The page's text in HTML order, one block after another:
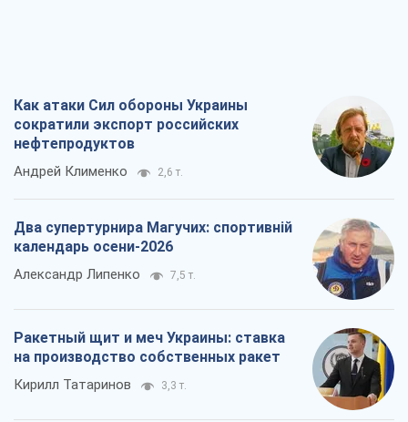
Как атаки Сил обороны Украины
сократили экспорт российских
нефтепродуктов
Андрей Клименко 2,6 т.
Два супертурнира Магучих: спортивній
календарь осени-2026
Александр Липенко 7,5 т.
Ракетный щит и меч Украины: ставка
на производство собственных ракет
Кирилл Татаринов 3,3 т.